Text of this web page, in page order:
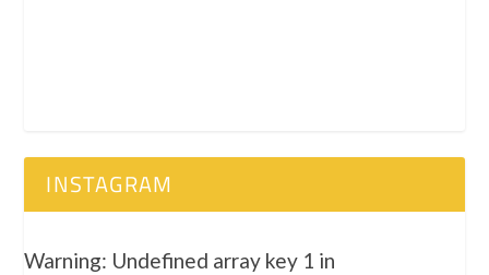
INSTAGRAM
Warning: Undefined array key 1 in